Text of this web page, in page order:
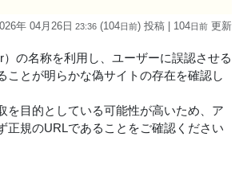
年 04月26日 23:36 (104日前) 投稿 | 104日前 更新
の名称を利用し、ユーザーに誤認させる
ことが明らかな偽サイトの存在を確認し
を目的としている可能性が高いため、ア
正規のURLであることをご確認ください